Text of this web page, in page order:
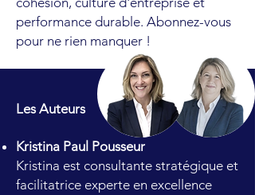
performance durable. Abonnez-vous
pour ne rien manquer !
Les Auteurs
Kristina Paul Pousseur
Kristina est consultante stratégique et
facilitatrice experte en excellence